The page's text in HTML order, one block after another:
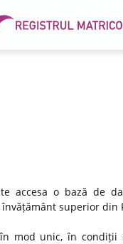
accesa o bază de
superior din
mod unic, în condiții